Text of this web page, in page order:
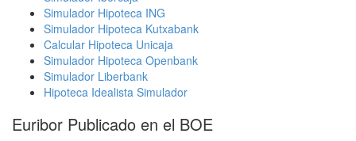
Simulador Hipoteca ING
Simulador Hipoteca Kutxabank
Calcular Hipoteca Unicaja
Simulador Hipoteca Openbank
Simulador Liberbank
Hipoteca Idealista Simulador
Euribor Publicado en el BOE